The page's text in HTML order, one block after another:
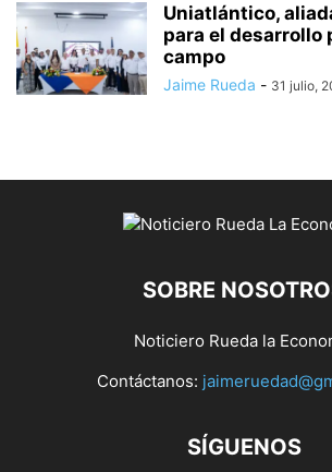
Uniatlántico,
para el desarrollo
campo
Jaime Rueda - 31 julio,
SOBRE
Noticiero Rueda la
Contáctanos:
SÍGUENOS